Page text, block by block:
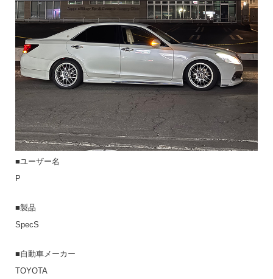
■ユーザー名
P
■製品
SpecS
■自動車メーカー
TOYOTA